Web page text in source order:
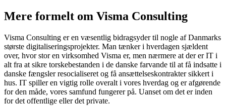
Mere formelt om Visma Consulting
Visma Consulting er en væsentlig bidragsyder til nogle af Danmarks
største digitaliseringsprojekter. Man tænker i hverdagen sjældent
over, hvor stor en virksomhed Visma er, men nærmere at der er IT i
alt fra at sikre torskebestanden i de danske farvande til at få indsatte i
danske fængsler resocialiseret og få ansættelseskontrakter sikkert i
hus. IT spiller en vigtig rolle overalt i vores hverdag og er afgørende
for den måde, vores samfund fungerer på. Uanset om det er inden
for det offentlige eller det private.